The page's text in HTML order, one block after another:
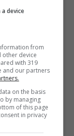
fight
right
device
from
other device
with 319
and our partners
on the basis
by managing
of this page
in privacy